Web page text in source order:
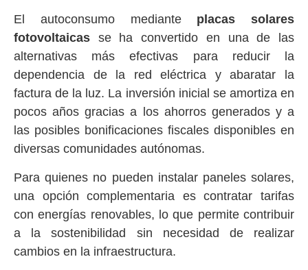
El autoconsumo mediante placas solares
fotovoltaicas se ha convertido en una de las
alternativas más efectivas para reducir la
dependencia de la red eléctrica y abaratar la
factura de la luz. La inversión inicial se amortiza en
pocos años gracias a los ahorros generados y a
las posibles bonificaciones fiscales disponibles en
diversas comunidades autónomas.
Para quienes no pueden instalar paneles solares,
una opción complementaria es contratar tarifas
con energías renovables, lo que permite contribuir
a la sostenibilidad sin necesidad de realizar
cambios en la infraestructura.